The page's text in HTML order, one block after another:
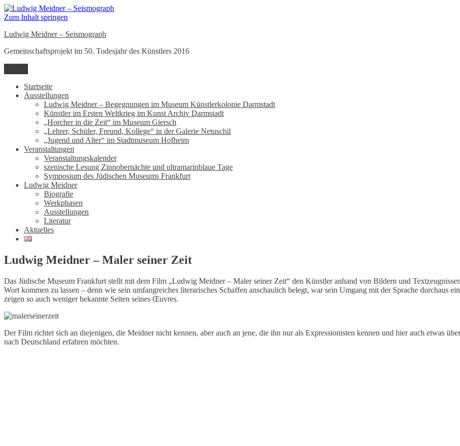
Zum Inhalt springen
Ludwig Meidner – Seismograph
Gemeinschaftsprojekt im 50. Todesjahr des Künstlers 2016
Startseite
Ausstellungen
Ludwig Meidner – Begegnungen im Museum Künstlerkolonie Darmstadt
Künstler im Ersten Weltkrieg im Kunst Archiv Darmstadt
„Horcher in die Zeit“ im Museum Giersch
„Lehrer, Schüler, Freund, Kollege“ in der Galerie Netuschil
„Jugend und Alter“ im Stadtmuseum Hofheim
Veranstaltungen
Veranstaltungskalender
szenische Lesung Zinnobernächte und ultramarinblaue Tage
Symposium des Jüdischen Museums Frankfurt
Ludwig Meidner
Biografie
Werkphasen
Ausstellungen
Literatur
Aktuelles
Ludwig Meidner – Maler seiner Zeit
Das Jüdische Museum Frankfurt stellt mit dem Film „Ludwig Meidner – Maler seiner Zeit“ den Künstler anhand von Bildern und
Wort kommen zu lassen – denn wie sein umfangreiches literarisches Schaffen anschaulich belegt, war sein Umgang mit der Sprache durchaus
zeigen so auch weniger bekannte Seiten seines Œuvres.
Der Film richtet sich an diejenigen, die Meidner nicht kennen, aber auch an jene, die ihn nur als Expressionisten kennen und hier auch etwas
nach Deutschland erfahren möchten.